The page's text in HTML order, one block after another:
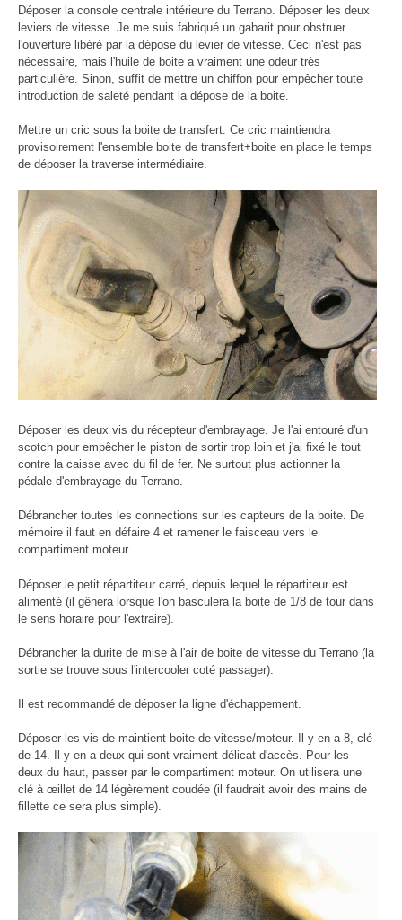
Déposer la console centrale intérieure du Terrano. Déposer les deux
leviers de vitesse. Je me suis fabriqué un gabarit pour obstruer
l'ouverture libéré par la dépose du levier de vitesse. Ceci n'est pas
nécessaire, mais l'huile de boite a vraiment une odeur très
particulière. Sinon, suffit de mettre un chiffon pour empêcher toute
introduction de saleté pendant la dépose de la boite.
Mettre un cric sous la boite de transfert. Ce cric maintiendra
provisoirement l'ensemble boite de transfert+boite en place le temps
de déposer la traverse intermédiaire.
Déposer les deux vis du récepteur d'embrayage. Je l'ai entouré d'un
scotch pour empêcher le piston de sortir trop loin et j'ai fixé le tout
contre la caisse avec du fil de fer. Ne surtout plus actionner la
pédale d'embrayage du Terrano.
Débrancher toutes les connections sur les capteurs de la boite. De
mémoire il faut en défaire 4 et ramener le faisceau vers le
compartiment moteur.
Déposer le petit répartiteur carré, depuis lequel le répartiteur est
alimenté (il gênera lorsque l'on basculera la boite de 1/8 de tour dans
le sens horaire pour l'extraire).
Débrancher la durite de mise à l'air de boite de vitesse du Terrano (la
sortie se trouve sous l'intercooler coté passager).
Il est recommandé de déposer la ligne d'échappement.
Déposer les vis de maintient boite de vitesse/moteur. Il y en a 8, clé
de 14. Il y en a deux qui sont vraiment délicat d'accès. Pour les
deux du haut, passer par le compartiment moteur. On utilisera une
clé à œillet de 14 légèrement coudée (il faudrait avoir des mains de
fillette ce sera plus simple).